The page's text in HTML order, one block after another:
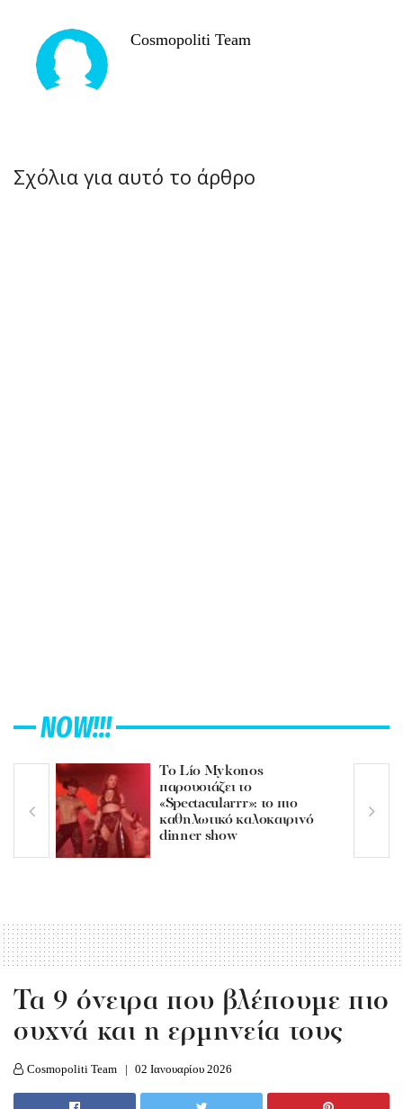
Cosmopoliti Team
Σχόλια για αυτό το άρθρο
NOW!!!
Το Lío Mykonos
παρουσιάζει το
«Spectacularrr»: το πιο
καθηλωτικό καλοκαιρινό
dinner show
Τα 9 όνειρα που βλέπουμε πιο
συχνά και η ερμηνεία τους
Cosmopoliti Team 02 Ιανουαρίου 2026